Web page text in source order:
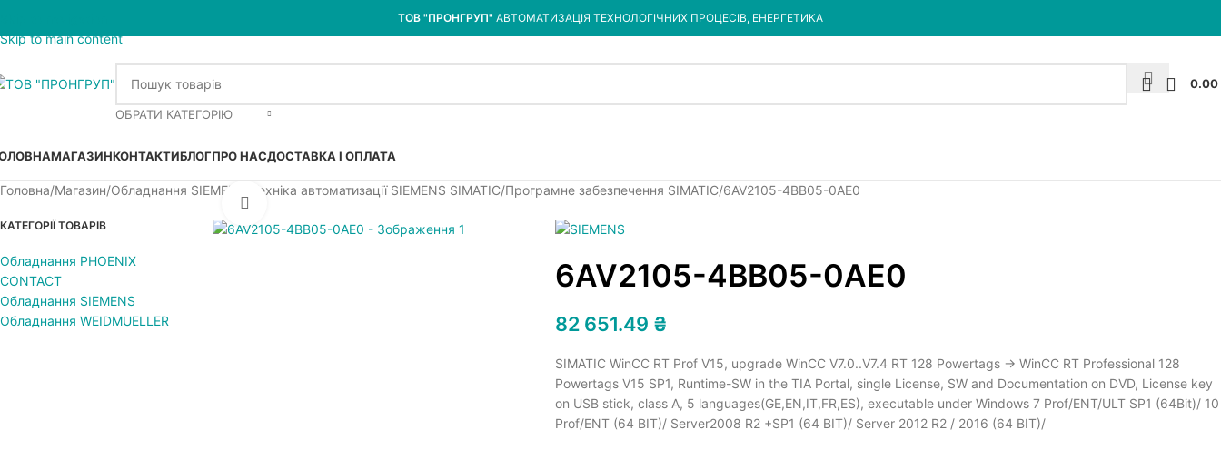
Skip to main content
ТОВ "ПРОНГРУП" АВТОМАТИЗАЦІЯ ТЕХНОЛОГІЧНИХ ПРОЦЕСІВ, ЕНЕРГЕТИКА
ОБРАТИ КАТЕГОРІЮ
0.00
МАГАЗИНКОНТАКТИБЛОГПРО НАСДОСТАВКА І ОПЛАТА
Головна Магазин Обладнання SIEMENS Техніка автоматизації SIEMENS SIMATIC Програмне забезпечення SIMATIC 6AV2105-4BB05-0AE0
КАТЕГОРІЇ ТОВАРІВ
Обладнання PHOENIX
CONTACT
Обладнання SIEMENS
Обладнання WEIDMUELLER
6AV2105-4BB05-0AE0
82 651.49 ₴
SIMATIC WinCC RT Prof V15, upgrade WinCC V7.0..V7.4 RT 128 Powertags -> WinCC RT Professional 128
Powertags V15 SP1, Runtime-SW in the TIA Portal, single License, SW and Documentation on DVD, License key
on USB stick, class A, 5 languages(GE,EN,IT,FR,ES), executable under Windows 7 Prof/ENT/ULT SP1 (64Bit)/ 10
Prof/ENT (64 BIT)/ Server2008 R2 +SP1 (64 BIT)/ Server 2012 R2 / 2016 (64 BIT)/